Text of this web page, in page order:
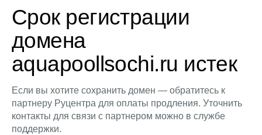
Срок регистрации
домена
aquapoollsochi.ru истек
Если вы хотите сохранить домен — обратитесь к
партнеру Руцентра для оплаты продления. Уточнить
контакты для связи с партнером можно в службе
поддержки.